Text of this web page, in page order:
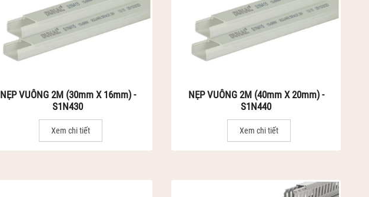
NẸP VUÔNG 2M (30mm X 16mm) -
S1N430
Xem chi tiết
NẸP VUÔNG 2M (40mm X 20mm) -
S1N440
Xem chi tiết